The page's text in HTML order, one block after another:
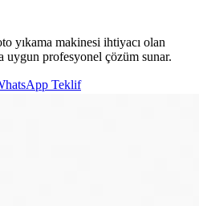
yıkama makinesi ihtiyacı olan
uygun profesyonel çözüm sunar.
Teklif